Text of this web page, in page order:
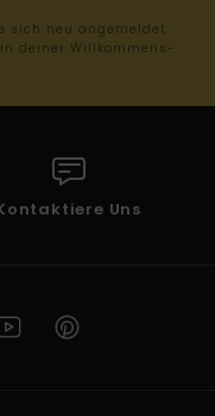
sich neu angemeldet
deiner Willkommens-
Uns